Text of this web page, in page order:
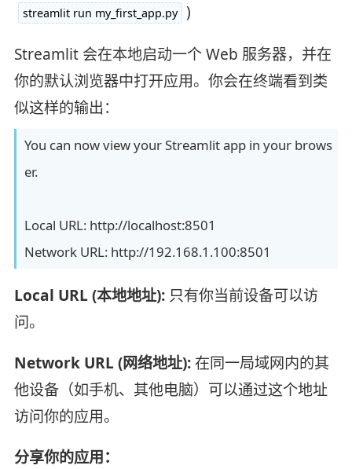
streamlit run my_first_app.py )
Streamlit 会在本地启动一个 Web 服务器，并在
你的默认浏览器中打开应用。你会在终端看到类
似这样的输出：
You can now view your Streamlit app in your brows
er.
Local URL: http://localhost:8501
Network URL: http://192.168.1.100:8501
Local URL (本地地址):只有你当前设备可以访
问。
Network URL (网络地址):在同一局域网内的其
他设备（如手机、其他电脑）可以通过这个地址
访问你的应用。
分享你的应用：